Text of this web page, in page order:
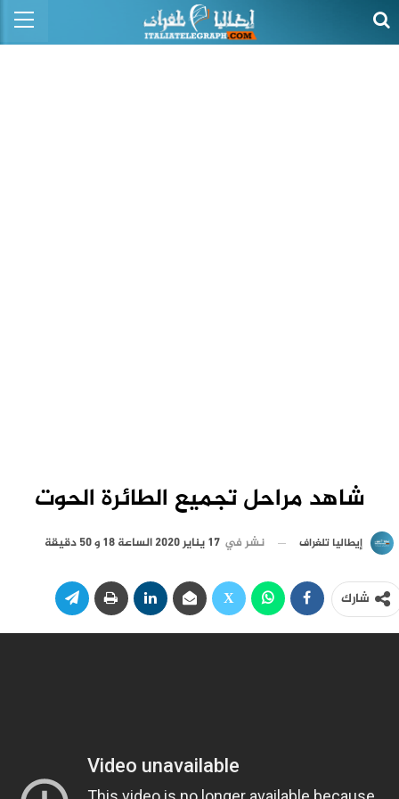
شاهد مراحل تجميع الطائرة الحوت
إيطاليا تلغراف نشر في 17 يناير 2020 الساعة 18 و 50 دقيقة
شارك